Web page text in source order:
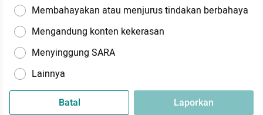
Membahayakan atau menjurus tindakan berbahaya
Mengandung konten kekerasan
Menyinggung SARA
Lainnya
Batal Laporkan